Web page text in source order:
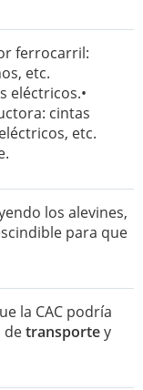
ferrocarril:
etc.
eléctricos.•
cintas
etc.
los alevines,
para que
la CAC podría
detransportey